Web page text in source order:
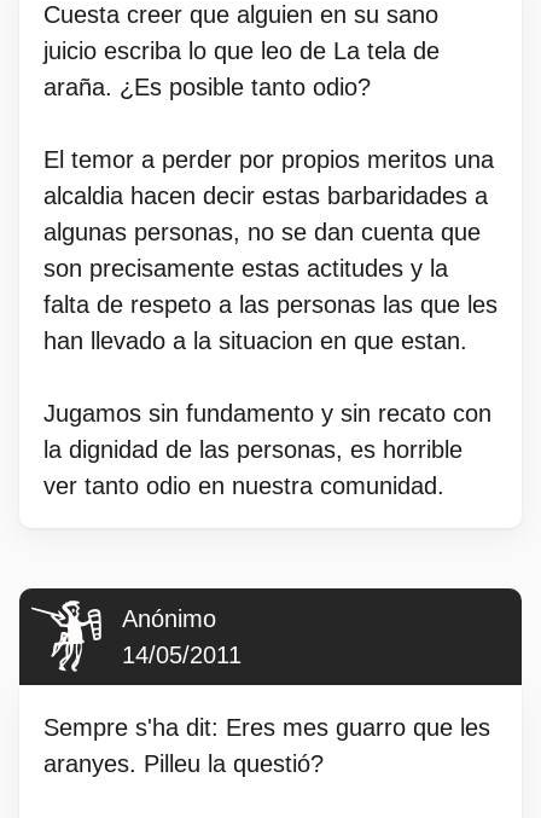
Cuesta creer que alguien en su sano
juicio escriba lo que leo de La tela de
araña. ¿Es posible tanto odio?
El temor a perder por propios meritos una
alcaldia hacen decir estas barbaridades a
algunas personas, no se dan cuenta que
son precisamente estas actitudes y la
falta de respeto a las personas las que les
han llevado a la situacion en que estan.
Jugamos sin fundamento y sin recato con
la dignidad de las personas, es horrible
ver tanto odio en nuestra comunidad.
Anónimo
14/05/2011
Sempre s'ha dit: Eres mes guarro que les
aranyes. Pilleu la questió?